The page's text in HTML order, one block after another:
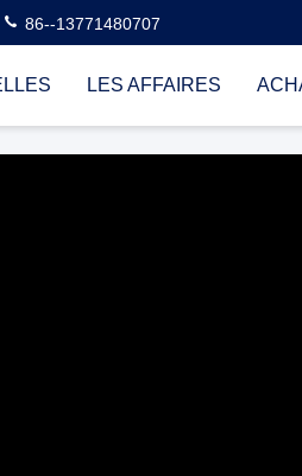
86--13771480707
LES AFFAIRES